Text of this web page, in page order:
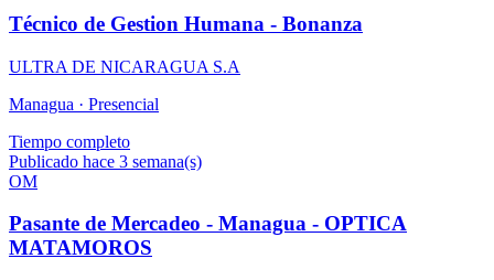
Técnico de Gestion Humana - Bonanza
ULTRA DE NICARAGUA S.A
Managua · Presencial
Tiempo completo
Publicado hace 3 semana(s)
OM
Pasante de Mercadeo - Managua - OPTICA
MATAMOROS